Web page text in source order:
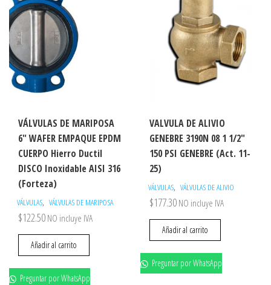
VÁLVULAS DE MARIPOSA
6″ WAFER EMPAQUE EPDM
CUERPO Hierro Ductil
DISCO Inoxidable AISI 316
(Forteza)
VÁLVULAS, VÁLVULAS DE MARIPOSA
$122.50 NO incluye IVA
Añadir al carrito
Preguntar por WhatsApp
VALVULA DE ALIVIO
GENEBRE 3190N 08 1 1/2″
150 PSI GENEBRE (Act. 11-
25)
VÁLVULAS, VÁLVULAS DE ALIVIO
$177.30 NO incluye IVA
Añadir al carrito
Preguntar por WhatsApp